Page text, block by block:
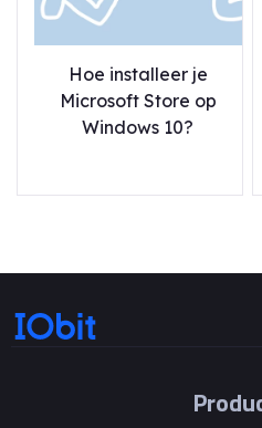
Hoe installeer je
Microsoft Store op
Windows 10?